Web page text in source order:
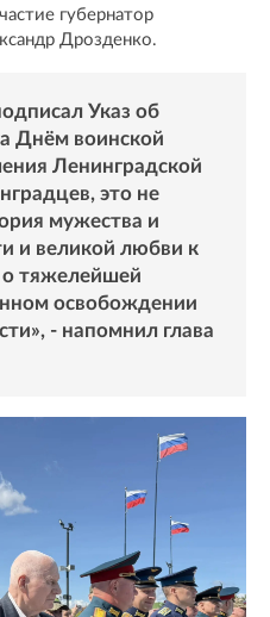
губернатор
Дрозденко.
Указ об
Днём воинской
Ленинградской
это не
мужества и
и великой любви к
о тяжелейшей
освобождении
- напомнил глава